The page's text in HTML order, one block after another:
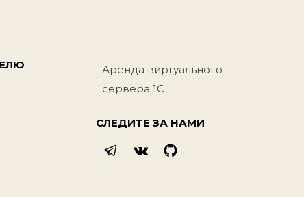
Аренда виртуального
сервера 1С
СЛЕДИТЕ ЗА НАМИ